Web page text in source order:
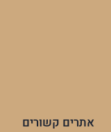
אתרים קשורים